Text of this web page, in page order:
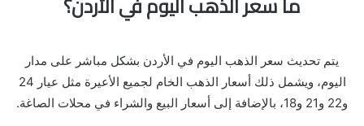
يتم تحديث سعر الذهب اليوم في الأردن بشكل مباشر على مدار
اليوم، ويشمل ذلك أسعار الذهب الخام لجميع الأعيرة مثل عيار 24
و22 و21 و18، بالإضافة إلى أسعار البيع والشراء في محلات الصاغة.